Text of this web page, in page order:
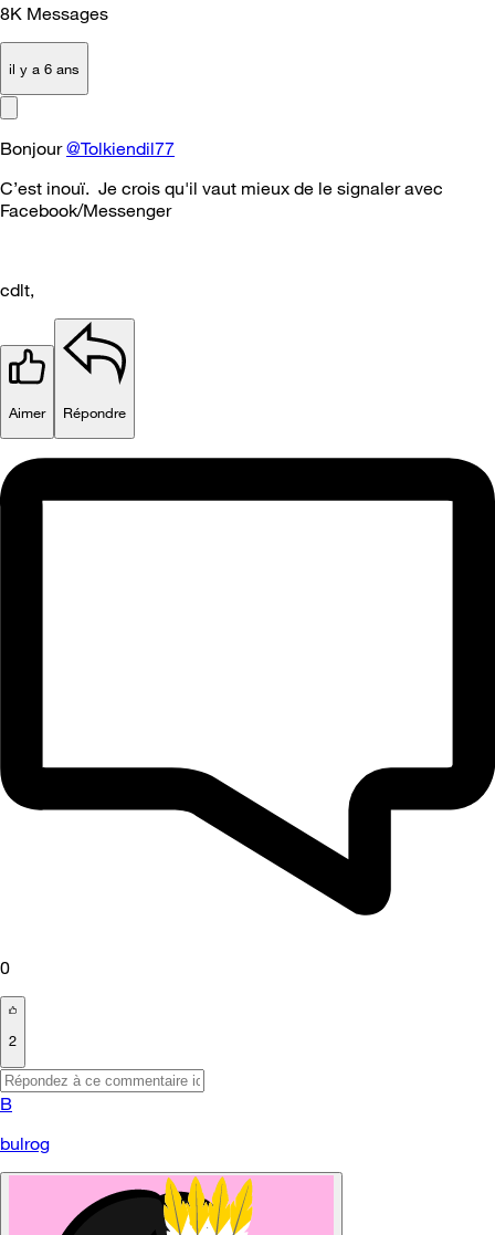
8K Messages
il y a 6 ans
Bonjour@Tolkiendil77
C’est inouï. Je crois qu'il vaut mieux de le signaler avec
Facebook/Messenger
cdlt,
Aimer Répondre
0
2
B
bulrog